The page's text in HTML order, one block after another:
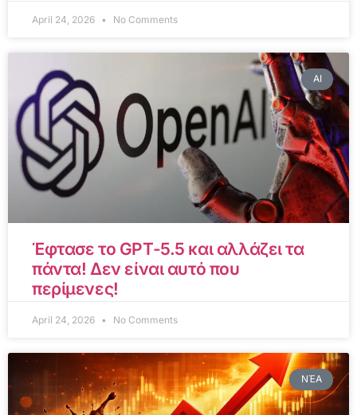
April 24, 2026 No Comments
AI
Έφτασε το GPT-5.5 και αλλάζει τα
πάντα! Δεν είναι αυτό που
περίμενες!
April 24, 2026 No Comments
ΝΈΑ